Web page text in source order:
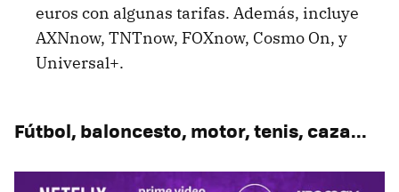
euros con algunas tarifas. Además, incluye
AXNnow, TNTnow, FOXnow, Cosmo On, y
Universal+.
Fútbol, baloncesto, motor, tenis, caza...